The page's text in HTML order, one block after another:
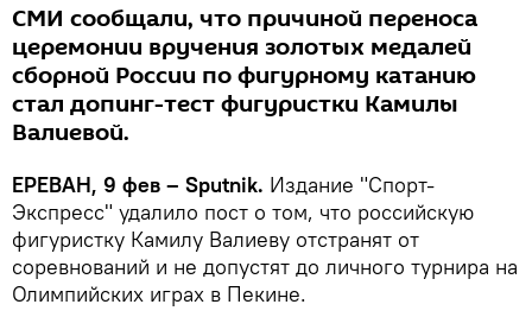
СМИ сообщали, что причиной переноса
церемонии вручения золотых медалей
сборной России по фигурному катанию
стал допинг-тест фигуристки Камилы
Валиевой.
ЕРЕВАН, 9 фев – Sputnik. Издание "Спорт-
Экспресс" удалило пост о том, что российскую
фигуристку Камилу Валиеву отстранят от
соревнований и не допустят до личного турнира на
Олимпийских играх в Пекине.